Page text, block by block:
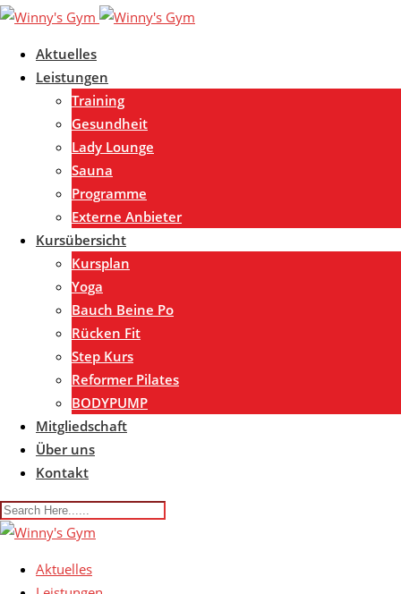
Aktuelles
Leistungen
Training
Gesundheit
Lady Lounge
Sauna
Programme
Externe Anbieter
Kursübersicht
Kursplan
Yoga
Bauch Beine Po
Rücken Fit
Step Kurs
Reformer Pilates
BODYPUMP
Mitgliedschaft
Über uns
Kontakt
Aktuelles